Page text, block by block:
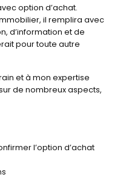
option d’achat.
il remplira avec
d’information et de
pour toute autre
et à mon expertise
de nombreux aspects,
l’option d’achat